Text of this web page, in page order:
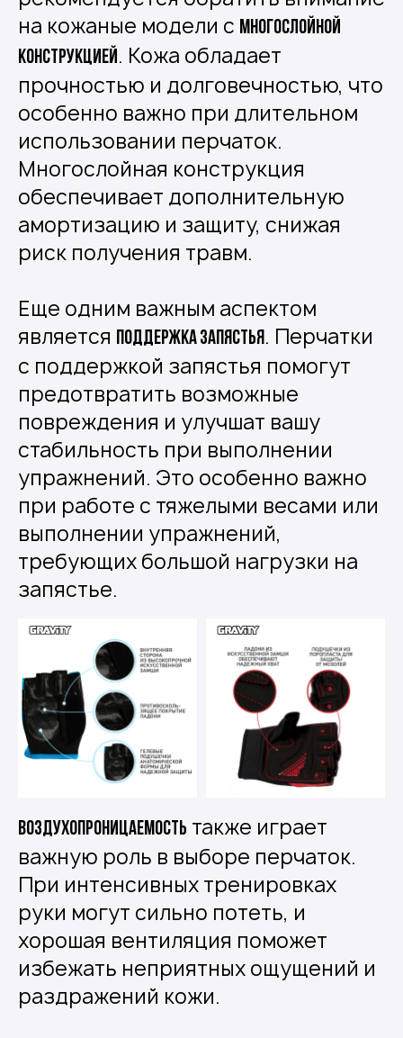
на кожаные модели с многослойной
конструкцией. Кожа обладает
прочностью и долговечностью, что
особенно важно при длительном
использовании перчаток.
Многослойная конструкция
обеспечивает дополнительную
амортизацию и защиту, снижая
риск получения травм.
Еще одним важным аспектом
является поддержка запястья. Перчатки
с поддержкой запястья помогут
предотвратить возможные
повреждения и улучшат вашу
стабильность при выполнении
упражнений. Это особенно важно
при работе с тяжелыми весами или
выполнении упражнений,
требующих большой нагрузки на
запястье.
Воздухопроницаемость также играет
важную роль в выборе перчаток.
При интенсивных тренировках
руки могут сильно потеть, и
хорошая вентиляция поможет
избежать неприятных ощущений и
раздражений кожи.